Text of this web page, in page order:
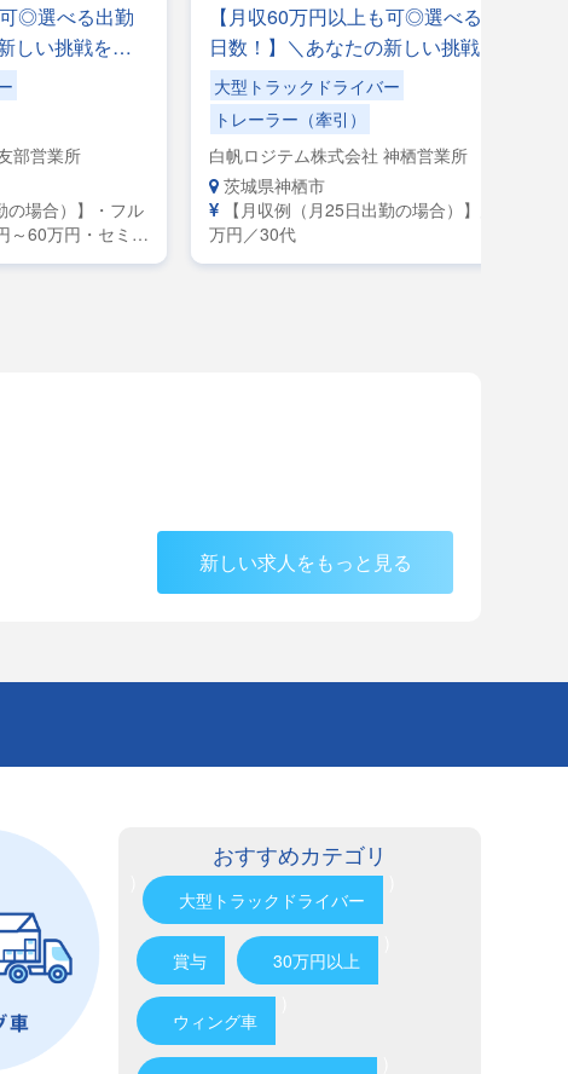
可◎選べる出勤
しい挑戦をし
入もキャリア
方大歓迎！
部営業所
の場合）】・フル
～60万円・セミト
50万円・大型／月
【月収60万円以上も可◎選べる出勤
日数！】＼あなたの新しい挑戦をし
っかりサポート！／収入もキャリア
も更に上を目指したい方大歓迎！
大型トラックドライバー
トレーラー（牽引）
白帆ロジテム株式会社 神栖営業所
茨城県神栖市
【月収例（月25日出勤の場合）】月収50
万円／30代
新しい求人をもっと見る
おすすめカテゴリ
大型トラックドライバー
賞与 30万円以上
ウィング車